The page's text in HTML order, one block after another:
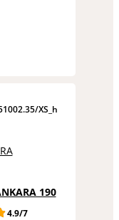
XS_h
190
4.9/7